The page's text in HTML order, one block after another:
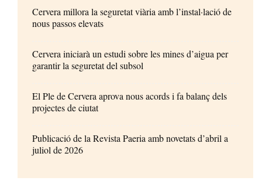
Cervera millora la seguretat viària amb l’instal·lació de
nous passos elevats
Cervera iniciarà un estudi sobre les mines d’aigua per
garantir la seguretat del subsol
El Ple de Cervera aprova nous acords i fa balanç dels
projectes de ciutat
Publicació de la Revista Paeria amb novetats d’abril a
juliol de 2026